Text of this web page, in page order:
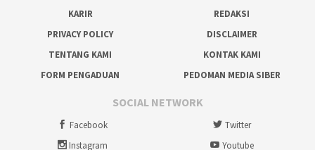
KARIR
REDAKSI
PRIVACY POLICY
DISCLAIMER
TENTANG KAMI
KONTAK KAMI
FORM PENGADUAN
PEDOMAN MEDIA SIBER
SOCIAL NETWORK
Facebook
Twitter
Instagram
Youtube